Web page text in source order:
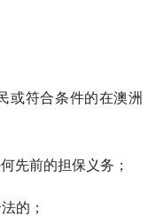
或符合条件的在澳洲
先前的担保义务；
的；